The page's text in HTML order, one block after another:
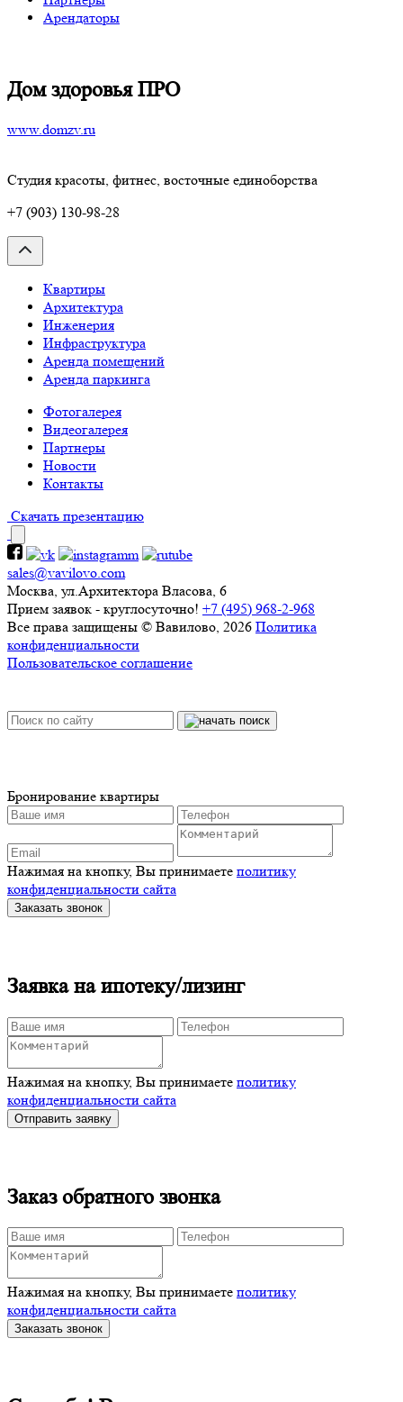
Арендаторы
Дом здоровья ПРО
www.domzv.ru
Студия красоты, фитнес, восточные единоборства
+7 (903) 130-98-28
Квартиры
Архитектура
Инженерия
Инфраструктура
Аренда помещений
Аренда паркинга
Фотогалерея
Видеогалерея
Партнеры
Новости
Контакты
Скачать презентацию
sales@vavilovo.com
Москва, ул.Архитектора Власова, 6
Прием заявок - круглосуточно! +7 (495) 968-2-968
Все права защищены © Вавилово, 2026 Политика
конфиденциальности
Пользовательское соглашение
Бронирование квартиры
Нажимая на кнопку, Вы принимаете политику
конфиденциальности сайта
Заказать звонок
Заявка на ипотеку/лизинг
Нажимая на кнопку, Вы принимаете политику
конфиденциальности сайта
Отправить заявку
Заказ обратного звонка
Нажимая на кнопку, Вы принимаете политику
конфиденциальности сайта
Заказать звонок